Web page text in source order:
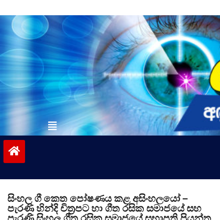
to
contentvinivida.lk
සිංහල ගී කෙත පෝෂණය කළ අසිංහලයෝ –
පැරණි හින්දි චිත්‍රපට හා ගීත රසික සමාජයේ සහ